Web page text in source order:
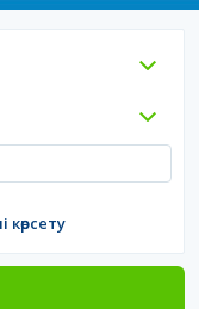
көрсету